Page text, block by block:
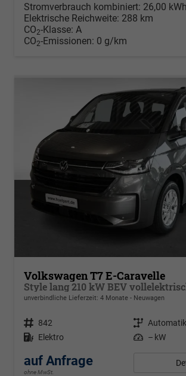
Stromverbrauch kombiniert: 26,00
Elektrische Reichweite: 288 km
CO2-Klasse: A
CO2-Emissionen: 0 g/km
Volkswagen T7 E-Caravelle
unverbindliche Lieferzeit: 4 Monate Neuwagen
Fahrzeugnr. 842 Getriebe Automatik
Kraftstoff Elektro Leistung – kW
auf Anfrage
ohne MwSt.